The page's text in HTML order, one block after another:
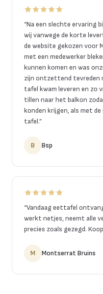
“Na een slechte ervaring
wij vanwege de korte
de website gekozen voor
met een medewerker
kunnen komen en was
zijn ontzettend tevreden
tafel kwam leveren en zo
tillen naar het balkon
konden krijgen, als met
tafel.”
B Bsp
“Vandaag eettafel
werkt netjes, neemt alle
precies zoals gezegd.
M Montserrat Bruins